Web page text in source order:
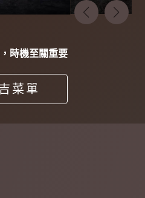
時機至關重要
菜單